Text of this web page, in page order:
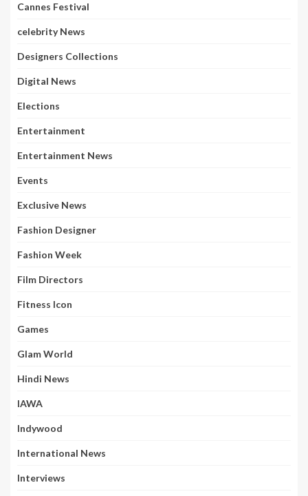
Cannes Festival
celebrity News
Designers Collections
Digital News
Elections
Entertainment
Entertainment News
Events
Exclusive News
Fashion Designer
Fashion Week
Film Directors
Fitness Icon
Games
Glam World
Hindi News
IAWA
Indywood
International News
Interviews